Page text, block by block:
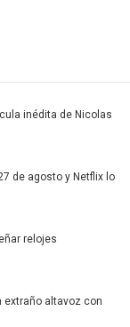
inédita de Nicolas
de agosto y Netflix lo
relojes
extraño altavoz con